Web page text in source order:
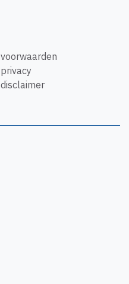
voorwaarden
privacy
disclaimer